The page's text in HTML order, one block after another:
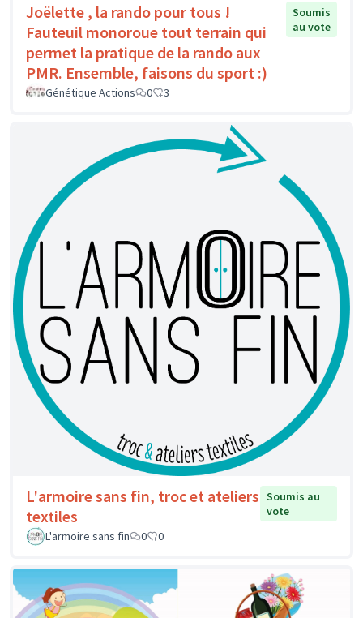
Joëlette , la rando pour tous !
Fauteuil monoroue tout terrain qui
permet la pratique de la rando aux
PMR. Ensemble, faisons du sport :)
Soumis
au vote
Génétique Actions 0 3
L'armoire sans fin, troc et ateliers
textiles
Soumis au
vote
L'armoire sans fin
0 0